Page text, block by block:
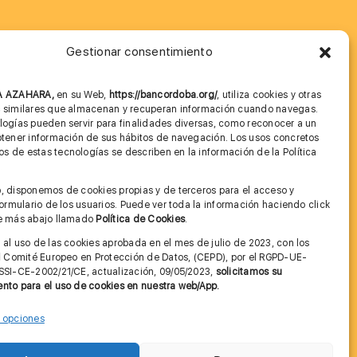
Gestionar consentimiento
AZAHARA, en su Web, https://bancordoba.org/, utiliza cookies y otras
que almacenan y recuperan información cuando navegas.
pueden servir para finalidades diversas, como reconocer a un
información de sus hábitos de navegación. Los usos concretos
de estas tecnologías se describen en la información de la Política
disponemos de cookies propias y de terceros para el acceso y
de los usuarios. Puede ver toda la información haciendo click
más abajo llamado Política de Cookies.
al uso de las cookies aprobada en el mes de julio de 2023, con los
Europeo en Protección de Datos, (CEPD), por el RGPD-UE-
CE-2002/21/CE, actualización, 09/05/2023, solicitamos su
para el uso de cookies en nuestra web/App.
Imagen corporativa
Cita previa FAGA
Condiciones de Uso Web
Contactar